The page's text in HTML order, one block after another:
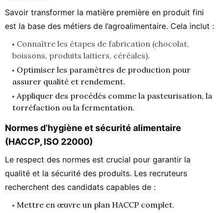
Savoir transformer la matière première en produit fini
est la base des métiers de l’agroalimentaire. Cela inclut :
Connaître les étapes de fabrication (chocolat,
boissons, produits laitiers, céréales).
Optimiser les paramètres de production pour
assurer qualité et rendement.
Appliquer des procédés comme la pasteurisation, la
torréfaction ou la fermentation.
Normes d’hygiène et sécurité alimentaire
(HACCP, ISO 22000)
Le respect des normes est crucial pour garantir la
qualité et la sécurité des produits. Les recruteurs
recherchent des candidats capables de :
Mettre en œuvre un plan HACCP complet.